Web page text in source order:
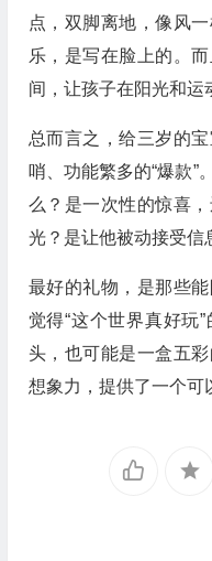
点，双脚离地，像风
乐，是写在脸上的。
间，让孩子在阳光和运
总而言之，给三岁的
哨、功能繁多的“爆款
么？是一次性的惊喜
光？是让他被动接受信
最好的礼物，是那些
觉得“这个世界真好玩
头，也可能是一盒五
想象力，提供了一个可